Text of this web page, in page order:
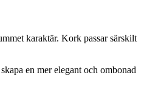
karaktär. Kork passar särskilt
en mer elegant och ombonad